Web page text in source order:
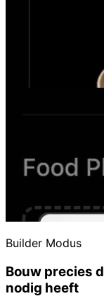
Builder Modus
Bouw precies
nodig heeft